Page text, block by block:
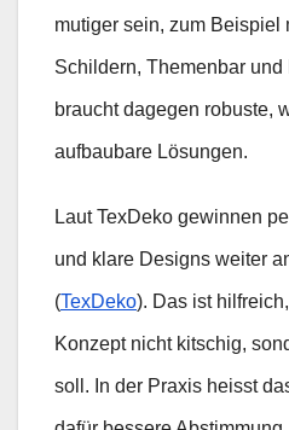
mutiger sein, zum Beispiel
Schildern, Themenbar und
braucht dagegen robuste,
aufbaubare Lösungen.
Laut TexDeko gewinnen
und klare Designs weiter
(TexDeko). Das ist
Konzept nicht kitschig,
soll. In der Praxis heisst